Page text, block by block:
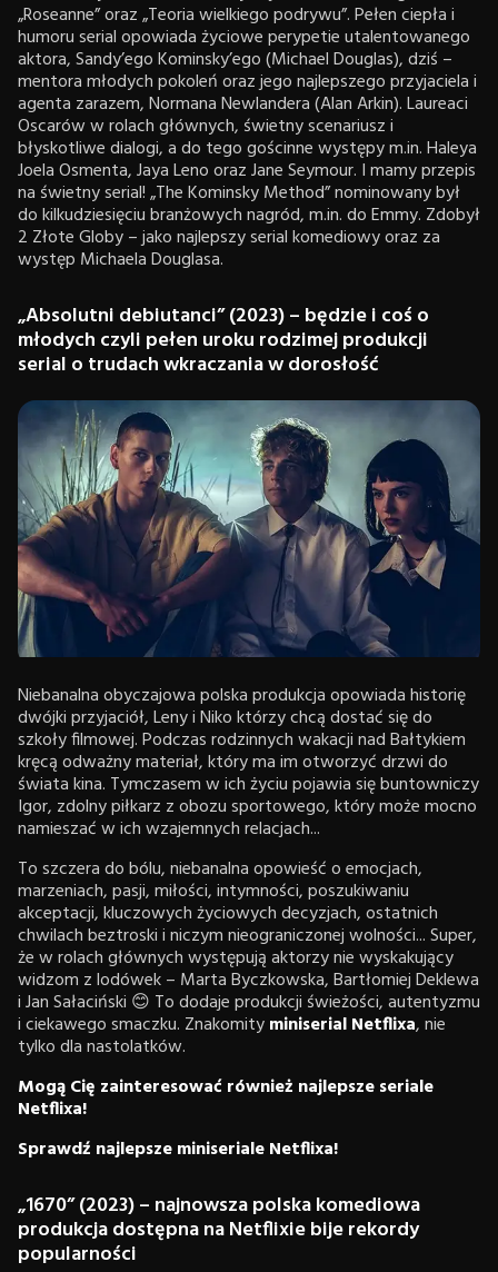
„Roseanne” oraz „Teoria wielkiego podrywu”. Pełen ciepła i
humoru serial opowiada życiowe perypetie utalentowanego
aktora, Sandy’ego Kominsky’ego (Michael Douglas), dziś –
mentora młodych pokoleń oraz jego najlepszego przyjaciela i
agenta zarazem, Normana Newlandera (Alan Arkin). Laureaci
Oscarów w rolach głównych, świetny scenariusz i
błyskotliwe dialogi, a do tego gościnne występy m.in. Haleya
Joela Osmenta, Jaya Leno oraz Jane Seymour. I mamy przepis
na świetny serial! „The Kominsky Method” nominowany był
do kilkudziesięciu branżowych nagród, m.in. do Emmy. Zdobył
2 Złote Globy – jako najlepszy serial komediowy oraz za
występ Michaela Douglasa.
„Absolutni debiutanci” (2023) – będzie i coś o
młodych czyli pełen uroku rodzimej produkcji
serial o trudach wkraczania w dorosłość
Niebanalna obyczajowa polska produkcja opowiada historię
dwójki przyjaciół, Leny i Niko którzy chcą dostać się do
szkoły filmowej. Podczas rodzinnych wakacji nad Bałtykiem
kręcą odważny materiał, który ma im otworzyć drzwi do
świata kina. Tymczasem w ich życiu pojawia się buntowniczy
Igor, zdolny piłkarz z obozu sportowego, który może mocno
namieszać w ich wzajemnych relacjach...
To szczera do bólu, niebanalna opowieść o emocjach,
marzeniach, pasji, miłości, intymności, poszukiwaniu
akceptacji, kluczowych życiowych decyzjach, ostatnich
chwilach beztroski i niczym nieograniczonej wolności... Super,
że w rolach głównych występują aktorzy nie wyskakujący
widzom z lodówek – Marta Byczkowska, Bartłomiej Deklewa
i Jan Sałaciński 😊 To dodaje produkcji świeżości, autentyzmu
i ciekawego smaczku. Znakomityminiserial Netflixa, nie
tylko dla nastolatków.
Mogą Cię zainteresować również najlepsze seriale
Netflixa!
Sprawdź najlepsze miniseriale Netflixa!
„1670” (2023) – najnowsza polska komediowa
produkcja dostępna na Netflixie bije rekordy
popularności